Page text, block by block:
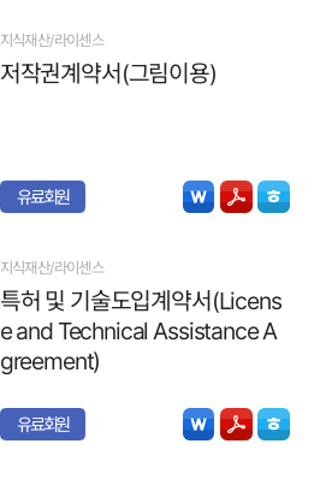
지식재산/라이센스
저작권계약서(그림이용)
유료회원
지식재산/라이센스
특허 및 기술도입계약서(Licens
e and Technical Assistance A
greement)
유료회원